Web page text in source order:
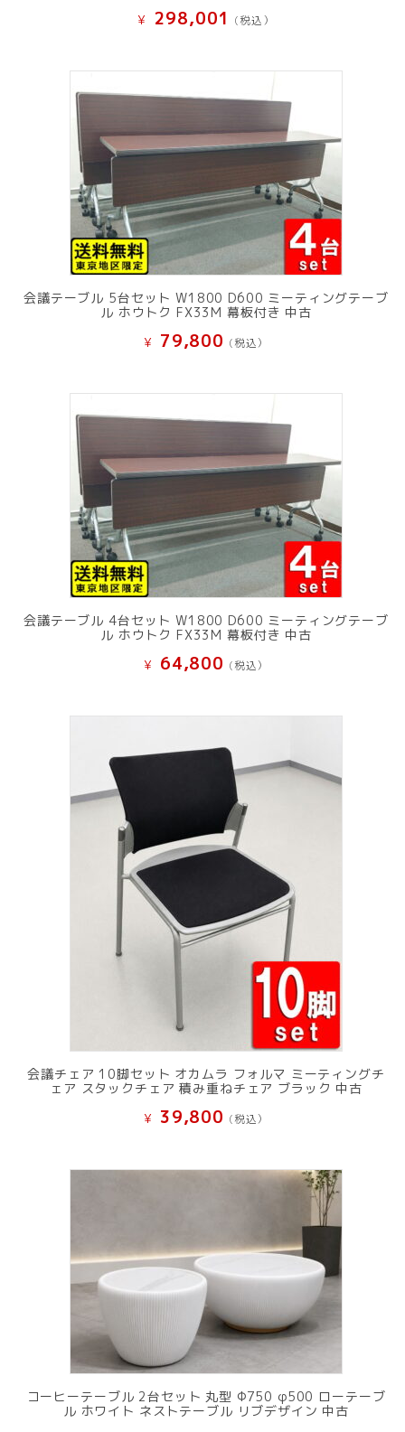
¥ 298,001 (税込）
会議テーブル 5台セット W1800 D600 ミーティングテーブ
ル ホウトク FX33M 幕板付き 中古
¥ 79,800 (税込）
会議テーブル 4台セット W1800 D600 ミーティングテーブ
ル ホウトク FX33M 幕板付き 中古
¥ 64,800 (税込）
会議チェア 10脚セット オカムラ フォルマ ミーティングチ
ェア スタックチェア 積み重ねチェア ブラック 中古
¥ 39,800 (税込）
コーヒーテーブル 2台セット 丸型 Φ750 φ500 ローテーブ
ル ホワイト ネストテーブル リブデザイン 中古